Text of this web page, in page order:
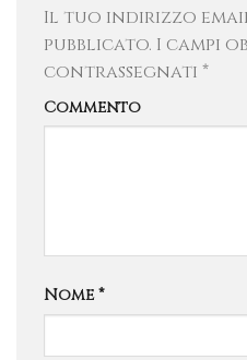
Il tuo indirizzo
pubblicato. I campi
contrassegnati *
Commento
Nome*